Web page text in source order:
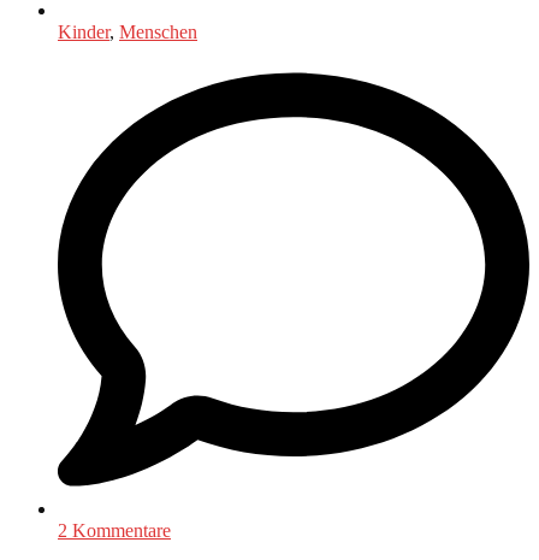
Kinder, Menschen
2 Kommentare